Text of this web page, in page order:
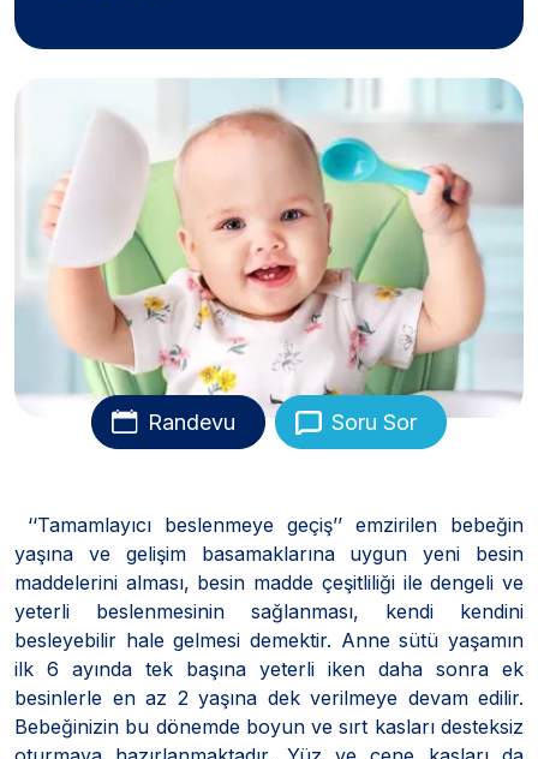
Randevu Soru Sor
‘‘Tamamlayıcı beslenmeye geçiş’’ emzirilen bebeğin
yaşına ve gelişim basamaklarına uygun yeni besin
maddelerini alması, besin madde çeşitliliği ile dengeli ve
yeterli beslenmesinin sağlanması, kendi kendini
besleyebilir hale gelmesi demektir. Anne sütü yaşamın
ilk 6 ayında tek başına yeterli iken daha sonra ek
besinlerle en az 2 yaşına dek verilmeye devam edilir.
Bebeğinizin bu dönemde boyun ve sırt kasları desteksiz